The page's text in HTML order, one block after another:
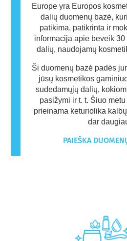
Europe yra Europos
dalių duomenų bazė,
patikima, patikrinta ir
informacija apie beveik
dalių, naudojamų
Ši duomenų bazė padės
jūsų kosmetikos
sudedamųjų dalių,
pasižymi ir t. t. Šiuo
prieinama keturiolika
dar
PAIEŠKA